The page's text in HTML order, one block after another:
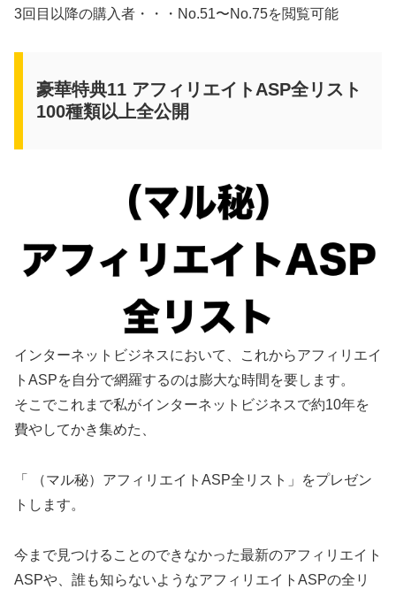
3回目以降の購入者・・・No.51〜No.75を閲覧可能
豪華特典11 アフィリエイトASP全リスト
100種類以上全公開
インターネットビジネスにおいて、これからアフィリエイ
トASPを自分で網羅するのは膨大な時間を要します。
そこでこれまで私がインターネットビジネスで約10年を
費やしてかき集めた、
「 （マル秘）アフィリエイトASP全リスト」をプレゼン
トします。
今まで見つけることのできなかった最新のアフィリエイト
ASPや、誰も知らないようなアフィリエイトASPの全リ